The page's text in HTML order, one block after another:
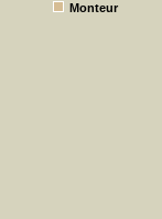
Monteur